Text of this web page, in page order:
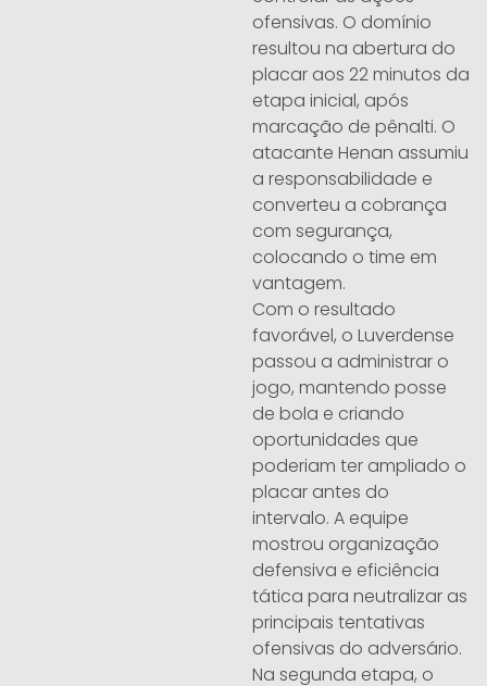
ofensivas. O domínio
resultou na abertura do
placar aos 22 minutos da
etapa inicial, após
marcação de pênalti. O
atacante Henan assumiu
a responsabilidade e
converteu a cobrança
com segurança,
colocando o time em
vantagem.
Com o resultado
favorável, o Luverdense
passou a administrar o
jogo, mantendo posse
de bola e criando
oportunidades que
poderiam ter ampliado o
placar antes do
intervalo. A equipe
mostrou organização
defensiva e eficiência
tática para neutralizar as
principais tentativas
ofensivas do adversário.
Na segunda etapa, o